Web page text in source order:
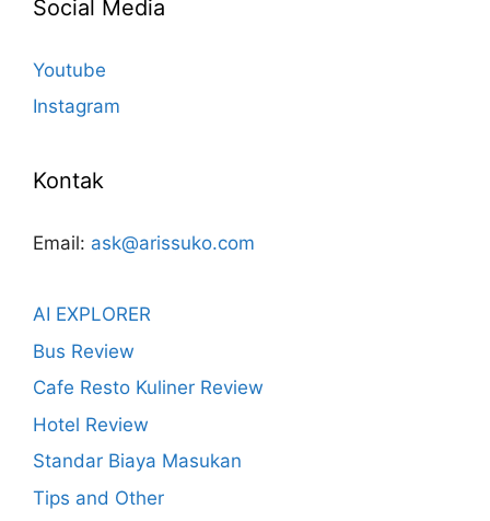
Social Media
Youtube
Instagram
Kontak
Email: ask@arissuko.com
AI EXPLORER
Bus Review
Cafe Resto Kuliner Review
Hotel Review
Standar Biaya Masukan
Tips and Other